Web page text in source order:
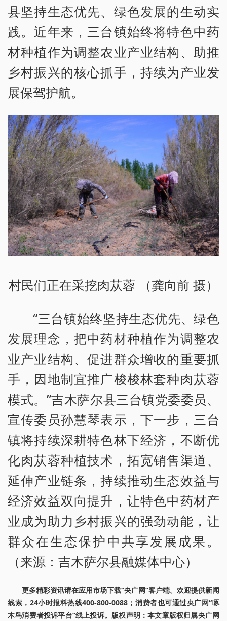
县坚持生态优先、绿色发展的生动实
践。近年来，三台镇始终将特色中药
材种植作为调整农业产业结构、助推
乡村振兴的核心抓手，持续为产业发
展保驾护航。
村民们正在采挖肉苁蓉 （龚向前 摄）
“三台镇始终坚持生态优先、绿色
发展理念，把中药材种植作为调整农
业产业结构、促进群众增收的重要抓
手，因地制宜推广梭梭林套种肉苁蓉
模式。”吉木萨尔县三台镇党委委员、
宣传委员孙慧琴表示，下一步，三台
镇将持续深耕特色林下经济，不断优
化肉苁蓉种植技术，拓宽销售渠道、
延伸产业链条，持续推动生态效益与
经济效益双向提升，让特色中药材产
业成为助力乡村振兴的强劲动能，让
群众在生态保护中共享发展成果。
（来源：吉木萨尔县融媒体中心）
更多精彩资讯请在应用市场下载“央广网”客户端。欢迎提供新闻
线索，24小时报料热线400-800-0088；消费者也可通过央广网“啄
木鸟消费者投诉平台”线上投诉。版权声明：本文章版权归属央广网